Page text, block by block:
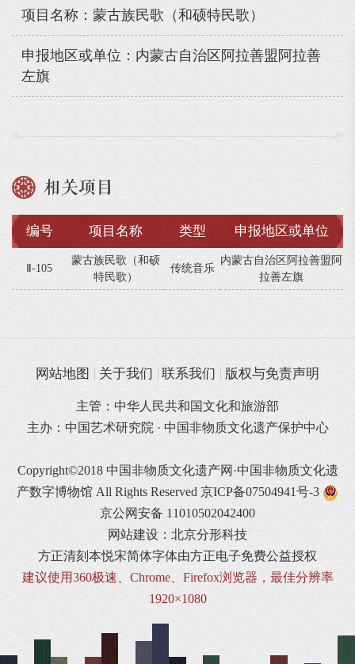
项目名称：蒙古族民歌（和硕特民歌）
申报地区或单位：内蒙古自治区阿拉善盟阿拉善
左旗
相关项目
编号 项目名称 类型 申报地区或单位
Ⅱ-105
蒙古族民歌（和硕
特民歌）
传统音乐
内蒙古自治区阿拉善盟阿
拉善左旗
网站地图 关于我们 联系我们 版权与免责声明
主管：中华人民共和国文化和旅游部
主办：中国艺术研究院 · 中国非物质文化遗产保护中心
Copyright©2018 中国非物质文化遗产网·中国非物质文化遗
产数字博物馆 All Rights Reserved 京ICP备07504941号-3
京公网安备 11010502042400
网站建设：北京分形科技
方正清刻本悦宋简体字体由方正电子免费公益授权
建议使用360极速、Chrome、Firefox浏览器，最佳分辨率
1920×1080